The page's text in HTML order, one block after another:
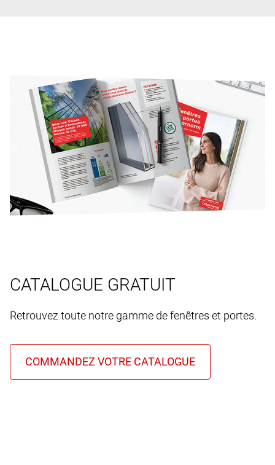
CATALOGUE GRATUIT
Retrouvez toute notre gamme de fenêtres et portes.